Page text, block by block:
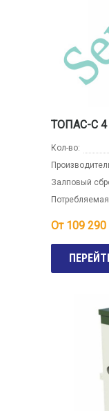
ТОПАС-С
Кол-во:
Залповый
От 109 290